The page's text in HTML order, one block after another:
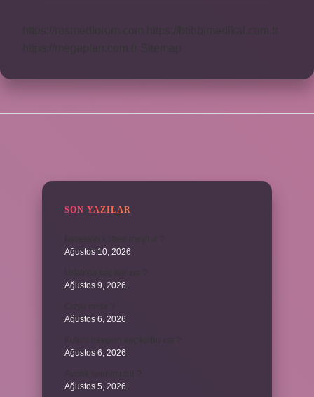
SON YAZILAR
Ağustos 10, 2026
Ağustos 9, 2026
Ağustos 6, 2026
Ağustos 6, 2026
Ağustos 5, 2026